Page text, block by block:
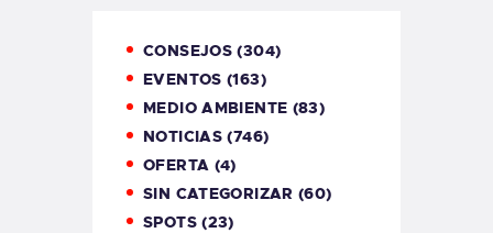
CONSEJOS (304)
EVENTOS (163)
MEDIO AMBIENTE (83)
NOTICIAS (746)
OFERTA (4)
SIN CATEGORIZAR (60)
SPOTS(23)